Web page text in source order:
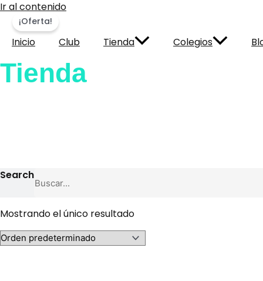
Ir al contenido
Inicio Club Tienda Colegios
Tienda
Search
Mostrando el único resultado
¡Oferta!